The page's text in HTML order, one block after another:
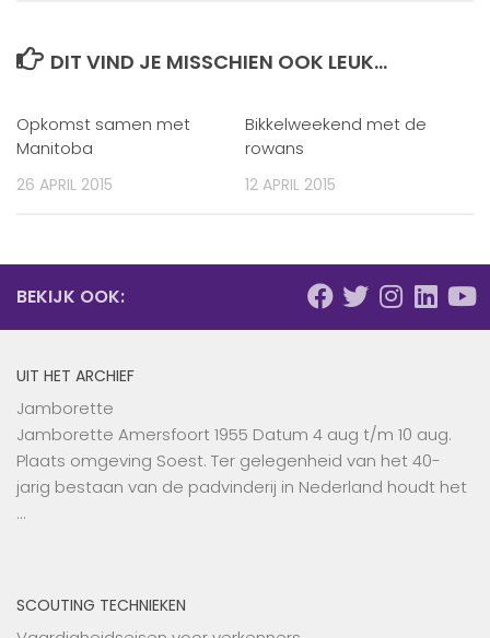
DIT VIND JE MISSCHIEN OOK LEUK...
Opkomst samen met
Manitoba
26 APRIL 2015
Bikkelweekend met de
rowans
12 APRIL 2015
BEKIJK OOK:
UIT HET ARCHIEF
Jamborette
Jamborette Amersfoort 1955 Datum 4 aug t/m 10 aug.
Plaats omgeving Soest. Ter gelegenheid van het 40-
jarig bestaan van de padvinderij in Nederland houdt het
…
SCOUTING TECHNIEKEN